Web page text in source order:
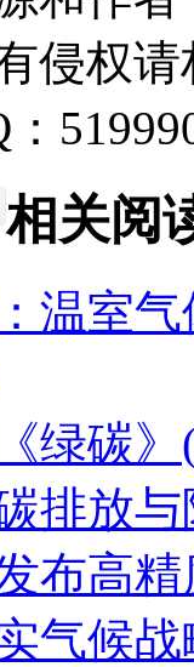
侵权
相关阅
温室
绿碳》
排放
布高
气候